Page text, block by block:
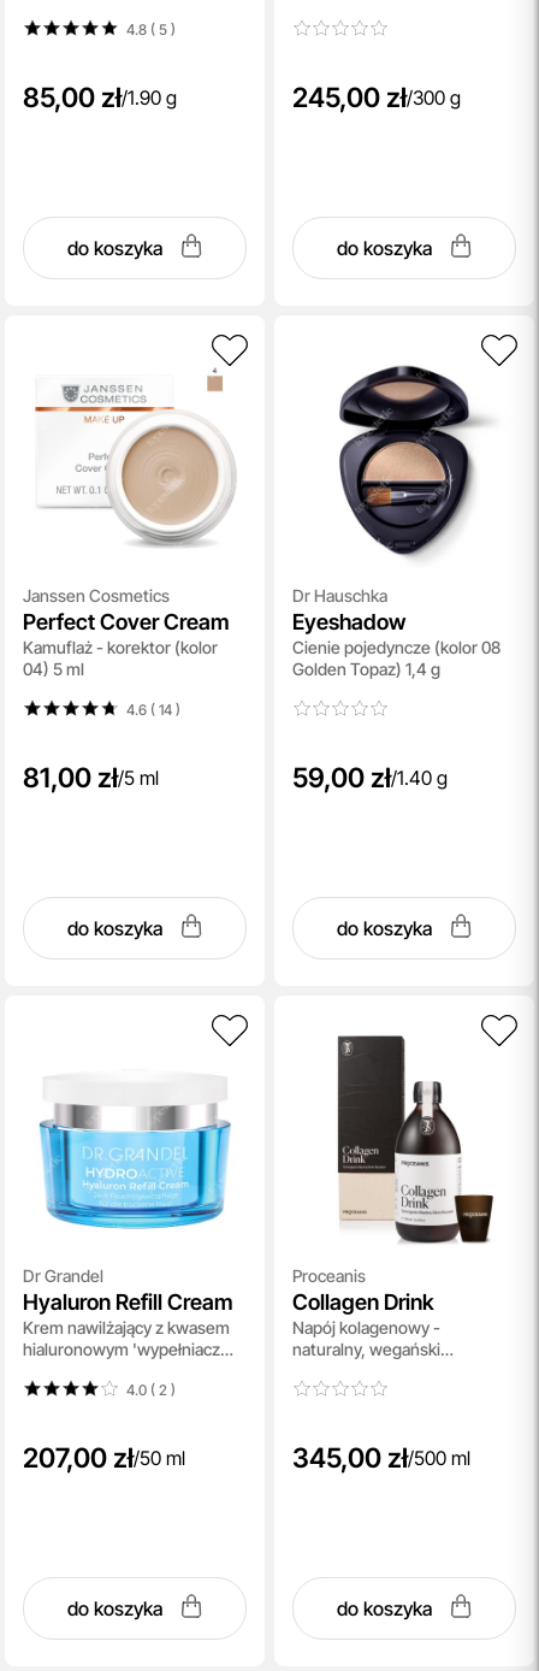
4.8 ( 5)
85,00 zł/1.90 g
do koszyka
245,00 zł/300 g
do koszyka
Janssen Cosmetics
Perfect Cover Cream
Kamuflaż - korektor (kolor
04) 5 ml
4.6 ( 14)
81,00 zł/5 ml
do koszyka
Dr Hauschka
Eyeshadow
Cienie pojedyncze (kolor 08
Golden Topaz) 1,4 g
59,00 zł/1.40 g
do koszyka
Dr Grandel
Hyaluron Refill Cream
Krem nawilżający z kwasem
hialuronowym 'wypełniacz
4.0 ( 2 )
207,00 zł/50 ml
do koszyka
Proceanis
Collagen Drink
Napój kolagenowy -
naturalny, wegański
345,00 zł/500 ml
do koszyka